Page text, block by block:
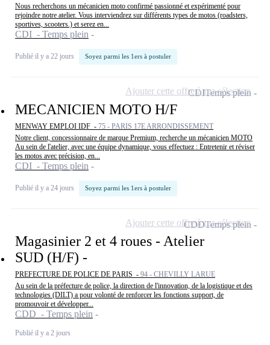
Nous recherchons un mécanicien moto confirmé passionné et expérimenté pour
rejoindre notre atelier. Vous interviendrez sur différents types de motos (roadsters,
sportives, scooters.) et serez en...
CDI - Temps plein
Publié il y a 22 jours Soyez parmi les 1ers à postuler
MECANICIEN MOTO H/F
MENWAY EMPLOI IDF - 75 - PARIS 17E ARRONDISSEMENT
Notre client, concessionnaire de marque Premium, recherche un mécanicien MOTO
Au sein de l'atelier, avec une équipe dynamique, vous effectuez : Entretenir et réviser
les motos avec précision, en...
CDI - Temps plein
Publié il y a 24 jours Soyez parmi les 1ers à postuler
CDITemps plein
Ajouter cette offre à ma sélection
Magasinier 2 et 4 roues - Atelier
SUD (H/F) -
PREFECTURE DE POLICE DE PARIS - 94 - CHEVILLY LARUE
Au sein de la préfecture de police, la direction de l'innovation, de la logistique et des
technologies (DILT) a pour volonté de renforcer les fonctions support, de
promouvoir et développer...
CDD - Temps plein
Publié il y a 2 jours
CDDTemps plein
Ajouter cette offre à ma sélection